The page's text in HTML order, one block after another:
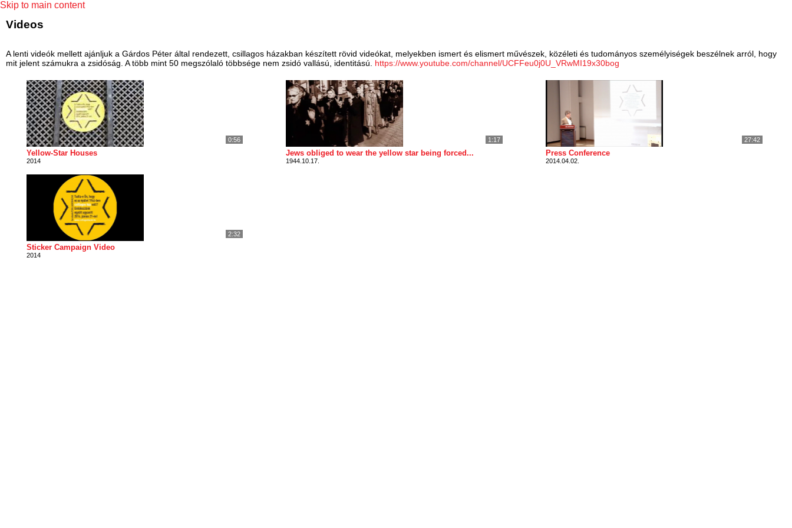
Skip to main content
Videos
A lenti videók mellett ajánljuk a Gárdos Péter által rendezett, csillagos házakban készített rövid videókat, melyekben ismert és elismert művészek, közéleti és tudományos személyiségek beszélnek arról, hogy
mit jelent számukra a zsidóság. A több mint 50 megszólaló többsége nem zsidó vallású, identitású. https://www.youtube.com/channel/UCFFeu0j0U_VRwMI19x30bog
0:56
Yellow-Star Houses
2014
1:17
Jews obliged to wear the yellow star being forced...
1944.10.17.
27:42
Press Conference
2014.04.02.
2:32
Sticker Campaign Video
2014